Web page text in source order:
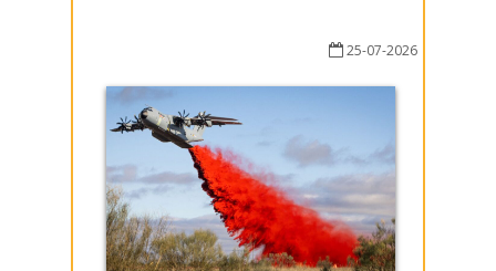
25-07-2026